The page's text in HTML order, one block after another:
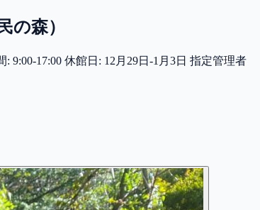
の森）
9:00-17:00 休館日: 12月29日-1月3日 指定管理者